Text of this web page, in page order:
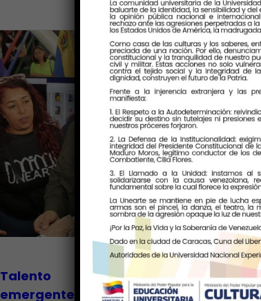
Talento
emergente de la
Unearte
concepción de